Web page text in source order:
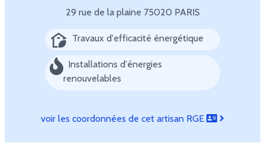
29 rue de la plaine 75020 PARIS
Travaux d'efficacité énergétique
Installations d'énergies
renouvelables
voir les coordonnées de cet artisan RGE